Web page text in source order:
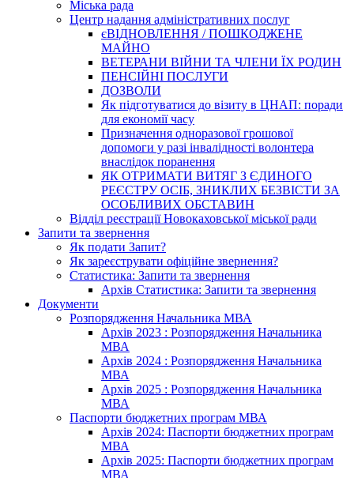
Міська рада
Центр надання адміністративних послуг
єВІДНОВЛЕННЯ / ПОШКОДЖЕНЕ
МАЙНО
ВЕТЕРАНИ ВІЙНИ ТА ЧЛЕНИ ЇХ РОДИН
ПЕНСІЙНІ ПОСЛУГИ
ДОЗВОЛИ
Як підготуватися до візиту в ЦНАП: поради
для економії часу
Призначення одноразової грошової
допомоги у разі інвалідності волонтера
внаслідок поранення
ЯК ОТРИМАТИ ВИТЯГ З ЄДИНОГО
РЕЄСТРУ ОСІБ, ЗНИКЛИХ БЕЗВІСТИ ЗА
ОСОБЛИВИХ ОБСТАВИН
Відділ реєстрації Новокаховської міської ради
Запити та звернення
Як подати Запит?
Як зареєструвати офіційне звернення?
Статистика: Запити та звернення
Архів Статистика: Запити та звернення
Документи
Розпорядження Начальника МВА
Архів 2023 : Розпорядження Начальника
МВА
Архів 2024 : Розпорядження Начальника
МВА
Архів 2025 : Розпорядження Начальника
МВА
Паспорти бюджетних програм МВА
Архів 2024: Паспорти бюджетних програм
МВА
Архів 2025: Паспорти бюджетних програм
МВА